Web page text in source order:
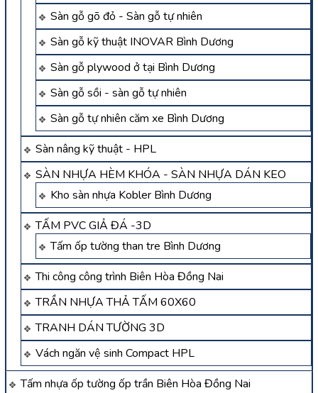
Sàn gỗ gõ đỏ - Sàn gỗ tự nhiên
Sàn gỗ kỹ thuật INOVAR Bình Dương
Sàn gỗ plywood ở tại Bình Dương
Sàn gỗ sồi - sàn gỗ tự nhiên
Sàn gỗ tự nhiên căm xe Bình Dương
Sàn nâng kỹ thuật - HPL
SÀN NHỰA HÈM KHÓA - SÀN NHỰA DÁN KEO
Kho sàn nhựa Kobler Bình Dương
TẤM PVC GIẢ ĐÁ -3D
Tấm ốp tường than tre Bình Dương
Thi công công trình Biên Hòa Đồng Nai
TRẦN NHỰA THẢ TẤM 60X60
TRANH DÁN TƯỜNG 3D
Vách ngăn vệ sinh Compact HPL
Tấm nhựa ốp tường ốp trần Biên Hòa Đồng Nai